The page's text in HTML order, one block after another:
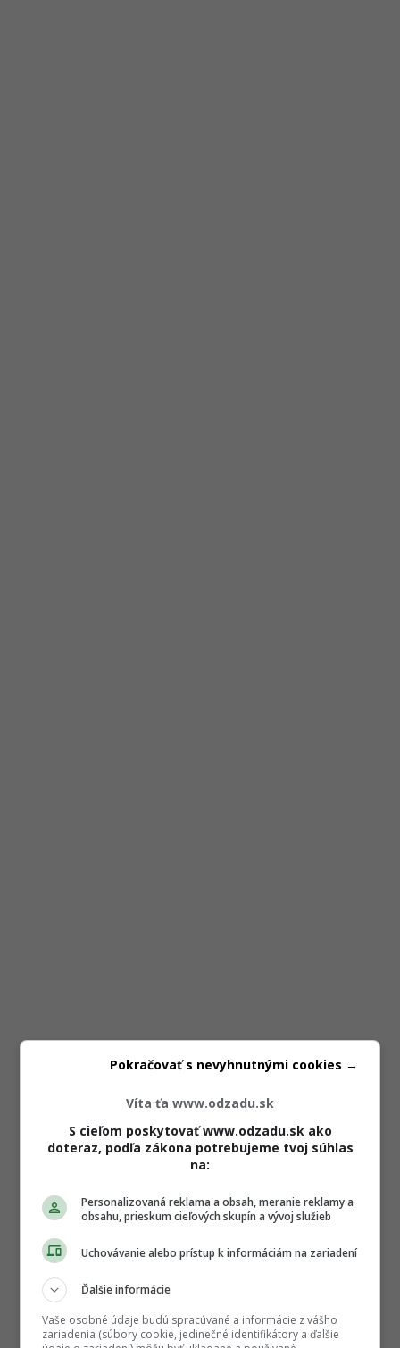
Víta ťa www.odzadu.sk
S cieľom poskytovať www.odzadu.sk ako
doteraz, podľa zákona potrebujeme tvoj súhlas
na:
Personalizovaná reklama a obsah, meranie reklamy a
obsahu, prieskum cieľových skupín a vývoj služieb
Uchovávanie alebo prístup k informáciám na zariadení
Ďalšie informácie
Vaše osobné údaje budú spracúvané a informácie z vášho
zariadenia (súbory cookie, jedinečné identifikátory a ďalšie
Pokračovať s nevyhnutnými cookies →